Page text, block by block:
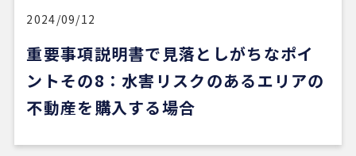
い物件に出会うのは少し難しいかもしれません。
ただ、そういう場合でも、結局は良い不動産会社や
くいと思います。
安い買い物ではないので、まずは自分でもいろいろ
ってから動くのが大切だと感じました。
2024/09/12
重要事項説明書で見落としがちなポイ
ントその8：水害リスクのあるエリアの
不動産を購入する場合